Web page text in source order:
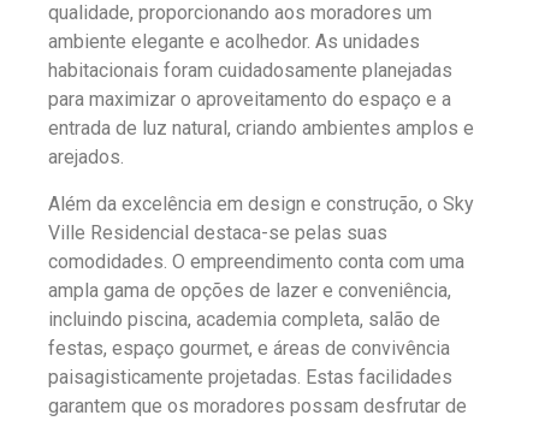
qualidade, proporcionando aos moradores um
ambiente elegante e acolhedor. As unidades
habitacionais foram cuidadosamente planejadas
para maximizar o aproveitamento do espaço e a
entrada de luz natural, criando ambientes amplos e
arejados.
Além da excelência em design e construção, o Sky
Ville Residencial destaca-se pelas suas
comodidades. O empreendimento conta com uma
ampla gama de opções de lazer e conveniência,
incluindo piscina, academia completa, salão de
festas, espaço gourmet, e áreas de convivência
paisagisticamente projetadas. Estas facilidades
garantem que os moradores possam desfrutar de